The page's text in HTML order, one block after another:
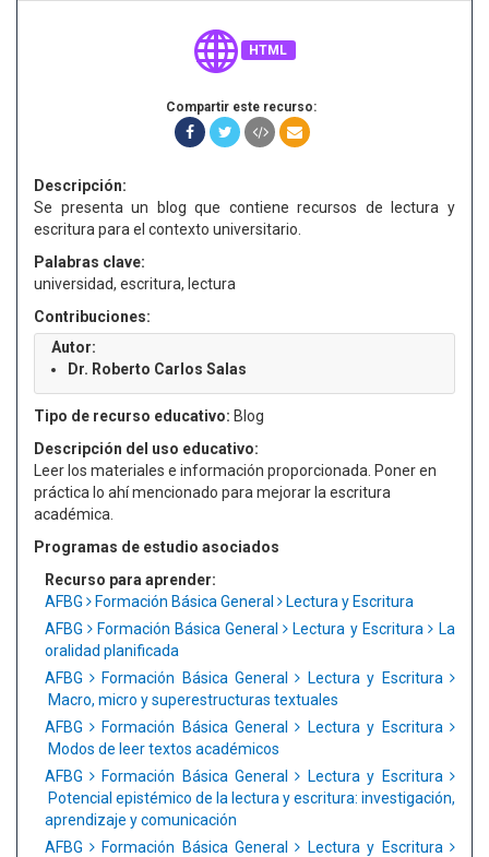
HTML
Compartir este recurso:
Descripción:
Se presenta un blog que contiene recursos de lectura y
escritura para el contexto universitario.
Palabras clave:
universidad, escritura, lectura
Contribuciones:
Autor:
Dr. Roberto Carlos Salas
Tipo de recurso educativo: Blog
Descripción del uso educativo:
Leer los materiales e información proporcionada. Poner en
práctica lo ahí mencionado para mejorar la escritura
académica.
Programas de estudio asociados
Recurso para aprender:
AFBG
Formación Básica General
Lectura y Escritura
AFBG
Formación Básica General Lectura y Escritura
La
oralidad planificada
AFBG
Formación Básica General
Lectura y Escritura
Macro, micro y superestructuras textuales
AFBG
Formación Básica General
Lectura y Escritura
Modos de leer textos académicos
AFBG
Formación Básica General
Lectura y Escritura
Potencial epistémico de la lectura y escritura: investigación,
aprendizaje y comunicación
AFBG
Formación Básica General
Lectura y Escritura